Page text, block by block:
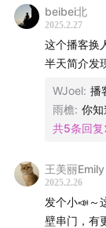
11:26 短剧与传
短剧的进
短剧春节
盈利模式
36:17 从短剧改
风险与机
beibei北
2025.2.27
这个播客换
半天简介发
WJoel: 播
雨檐: 你
共5条回复
王美丽Emily
2025.2.26
发个小📣～
壁串门，有